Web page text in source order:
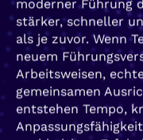
stärker, schneller
als je zuvor. Wenn
neuem
Arbeitsweisen,
gemeinsamen
entstehen Tempo,
nachhaltigen Erfolg